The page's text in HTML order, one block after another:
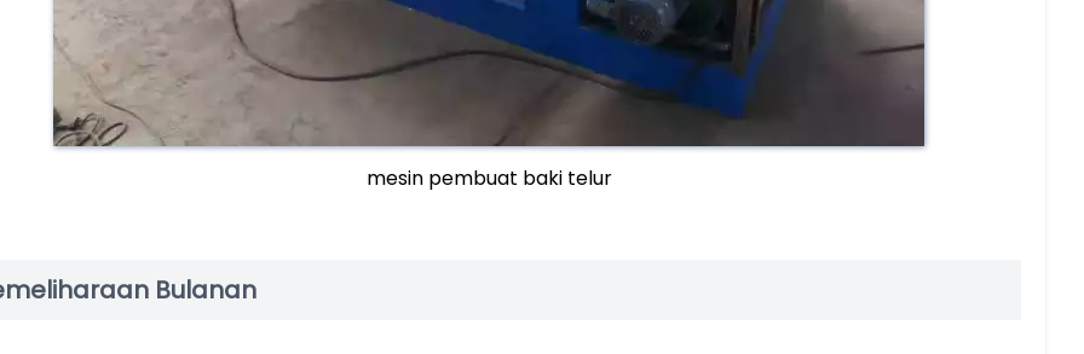
mesin pembuat baki telur
Bulanan